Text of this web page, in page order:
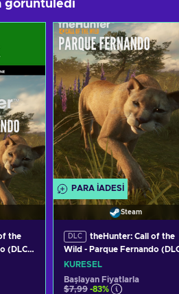
görüntüledi
the
(DLC)
PARA IADESI
Steam
DLC
theHunter: Call of the
Wild - Parque Fernando
(PC) Steam Key GLOBAL
KÜRESEL
Başlayan Fiyatlarla
$7,99 -83%